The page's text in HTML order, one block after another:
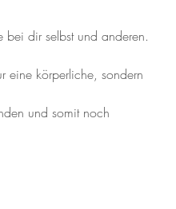
bei dir selbst und anderen.
eine körperliche, sondern
und somit noch